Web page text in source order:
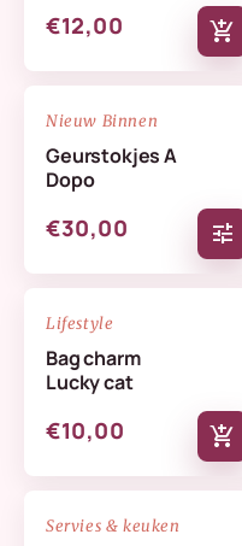
€12,00 add_shopping_cart
NIEUW
Nieuw Binnen
Geurstokjes A
Dopo
€30,00 tune
NIEUW
Lifestyle
Bag charm
Lucky cat
€10,00 add_shopping_cart
NIEUW
Servies & keuken